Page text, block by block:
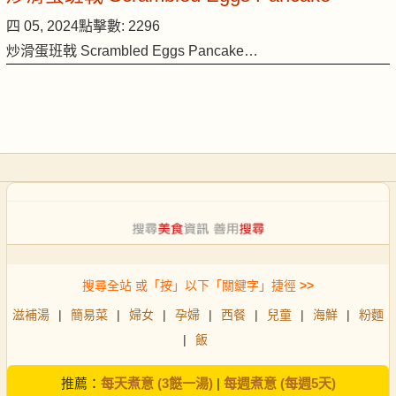
四 05, 2024點擊數: 2296
炒滑蛋班戟 Scrambled Eggs Pancake…
搜尋全站 或「按」以下「關鍵字」捷徑 >>
滋補湯 | 簡易菜 | 婦女 | 孕婦 | 西餐 | 兒童 | 海鮮 |
粉麵
|
飯
推薦： 每天煮意 (3餸一湯)| 每週煮意 (每週5天)